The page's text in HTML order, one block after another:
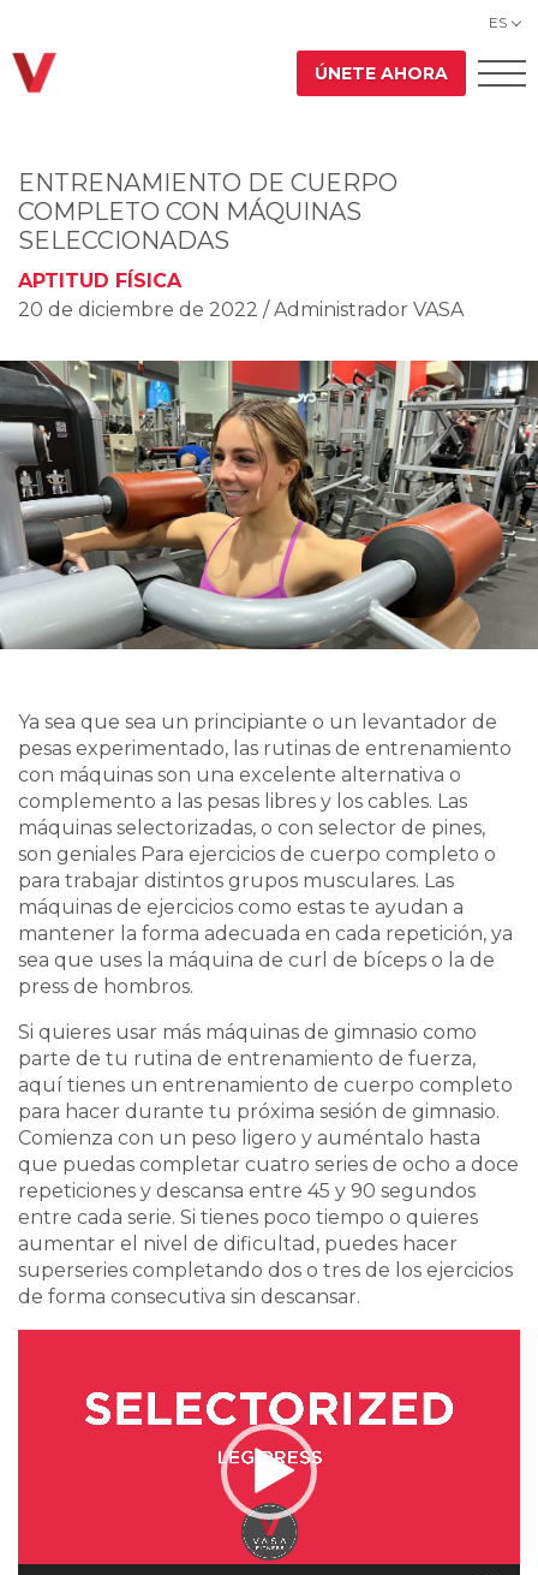
ES
ÚNETE AHORA
ENTRENAMIENTO DE CUERPO
COMPLETO CON MÁQUINAS
SELECCIONADAS
APTITUD FÍSICA
20 de diciembre de 2022 / Administrador VASA
Ya sea que sea un principiante o un levantador de
pesas experimentado, las rutinas de entrenamiento
con máquinas son una excelente alternativa o
complemento a las pesas libres y los cables. Las
máquinas selectorizadas, o con selector de pines,
son geniales Para ejercicios de cuerpo completo o
para trabajar distintos grupos musculares. Las
máquinas de ejercicios como estas te ayudan a
mantener la forma adecuada en cada repetición, ya
sea que uses la máquina de curl de bíceps o la de
press de hombros.
Si quieres usar más máquinas de gimnasio como
parte de tu rutina de entrenamiento de fuerza,
aquí tienes un entrenamiento de cuerpo completo
para hacer durante tu próxima sesión de gimnasio.
Comienza con un peso ligero y auméntalo hasta
que puedas completar cuatro series de ocho a doce
repeticiones y descansa entre 45 y 90 segundos
entre cada serie. Si tienes poco tiempo o quieres
aumentar el nivel de dificultad, puedes hacer
superseries completando dos o tres de los ejercicios
de forma consecutiva sin descansar.